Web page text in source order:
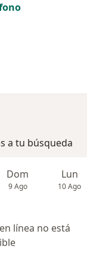
a tu búsqueda
Dom
9 Ago
Lun
10 Ago
línea no está